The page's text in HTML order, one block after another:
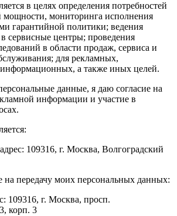
в целях определения потребностей
мощности, мониторинга исполнения
гарантийной политики; ведения
сервисные центры; проведения
в области продаж, сервиса и
для рекламных,
информационных, а также иных целей.
данные, я даю согласие на
информации и участие в
109316, г. Москва, Волгоградский
на передачу моих персональных данных:
109316, г. Москва, просп.
корп. 3